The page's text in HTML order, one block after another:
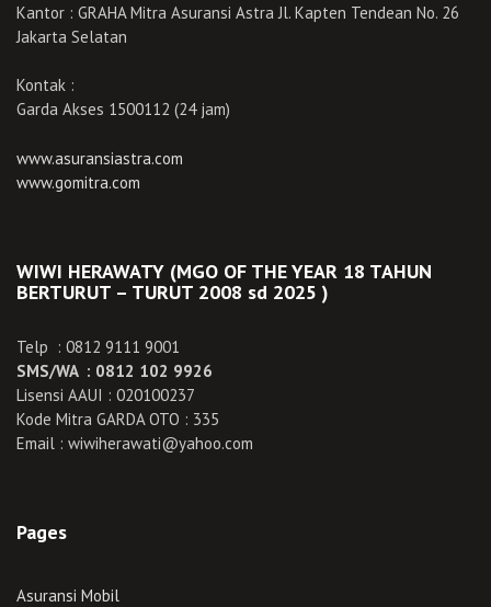
Kantor : GRAHA Mitra Asuransi Astra Jl. Kapten Tendean No. 26
Jakarta Selatan
Kontak :
Garda Akses 1500112 (24 jam)
www.asuransiastra.com
www.gomitra.com
WIWI HERAWATY (MGO OF THE YEAR 18 TAHUN
BERTURUT – TURUT 2008 sd 2025 )
Telp : 0812 9111 9001
SMS/WA : 0812 102 9926
Lisensi AAUI : 020100237
Kode Mitra GARDA OTO : 335
Email : wiwiherawati@yahoo.com
Pages
Asuransi Mobil